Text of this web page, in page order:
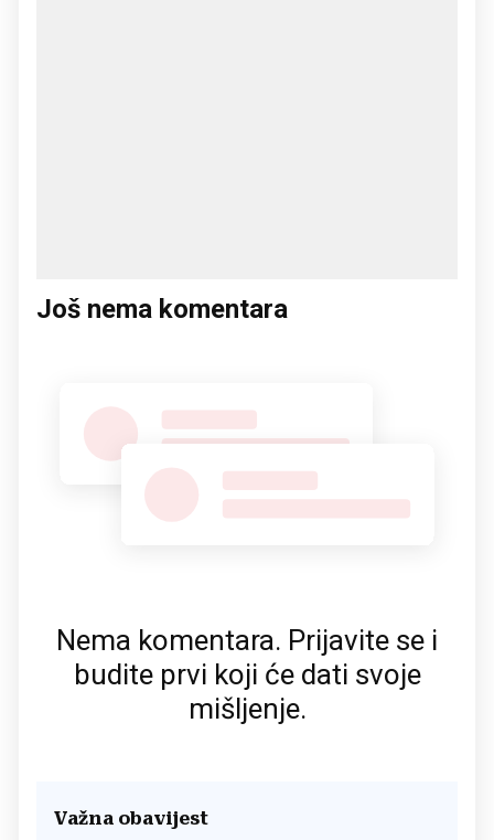
Još nema komentara
Nema komentara. Prijavite se i
budite prvi koji će dati svoje
mišljenje.
Važna obavijest